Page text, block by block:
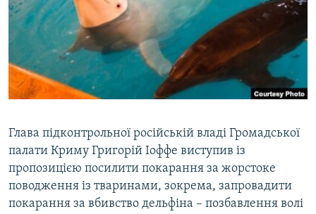
ДЕПОРТАЦІЯ
ВІДЕОУРОКИ «ELIFBE»
СВІДЧЕННЯ ОКУПАЦІЇ
УКРАЇНСЬКА ПРОБЛЕМА КРИМУ
ЯК ОБІЙТИ БЛОКУВАННЯ
Русский
Qırımtatar
Усі сайти RFE/RL
Глава підконтрольної російській владі Громадської
палати Криму Григорій Іоффе виступив із
пропозицією посилити покарання за жорстоке
поводження із тваринами, зокрема, запровадити
покарання за вбивство дельфіна – позбавлення волі